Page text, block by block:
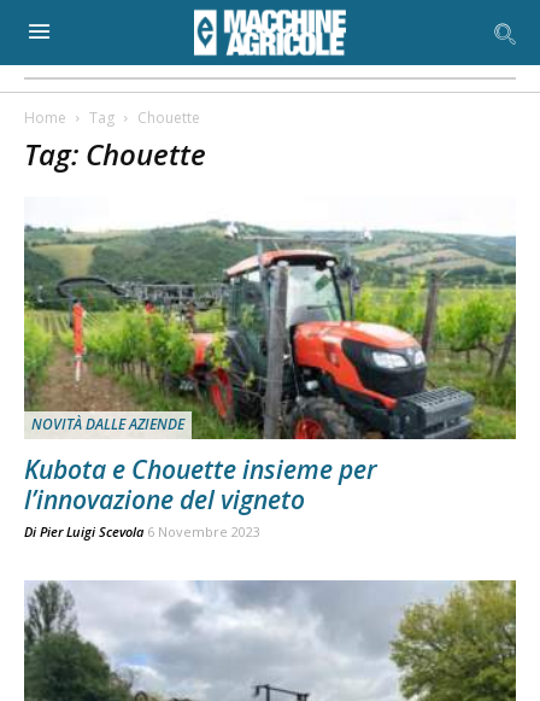
Home Tag Chouette
Tag: Chouette
NOVITÀ DALLE AZIENDE
Kubota e Chouette insieme per
l’innovazione del vigneto
Di Pier Luigi Scevola 6 Novembre 2023